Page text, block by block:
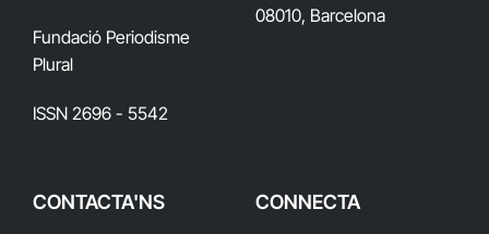
Fundació Periodisme
Plural
ISSN 2696 - 5542
08010, Barcelona
CONTACTA'NS CONNECTA